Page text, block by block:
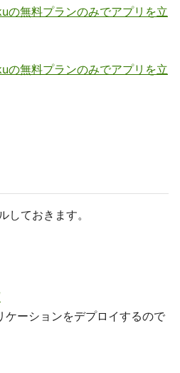
の無料プランのみでアプリを立
の無料プランのみでアプリを立
しておきます。
ーションをデプロイするので